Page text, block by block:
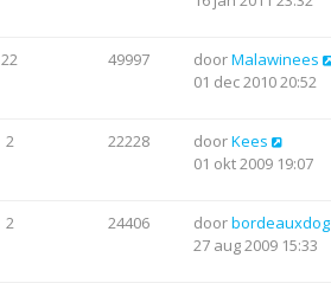
22 49997 doorMalawinees
01 dec 2010 20:52
2 22228 doorKees
01 okt 2009 19:07
2 24406 doorbordeauxdog
27 aug 2009 15:33